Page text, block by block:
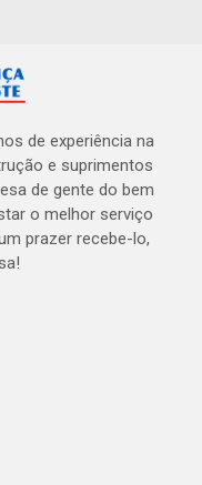
de experiência na
e suprimentos
de gente do bem
o melhor serviço
prazer recebe-lo,